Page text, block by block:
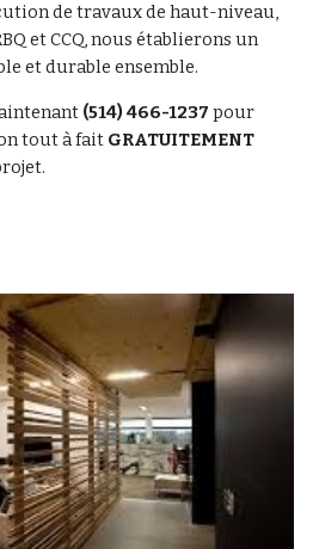
de travaux de haut-niveau,
et CCQ, nous établierons un
et durable ensemble.
(514) 466-1237 pour
tout à fait